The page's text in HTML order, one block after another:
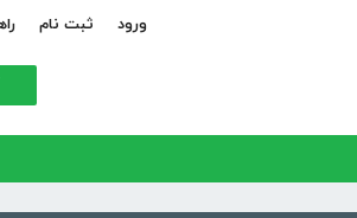
ورود ثبت نام